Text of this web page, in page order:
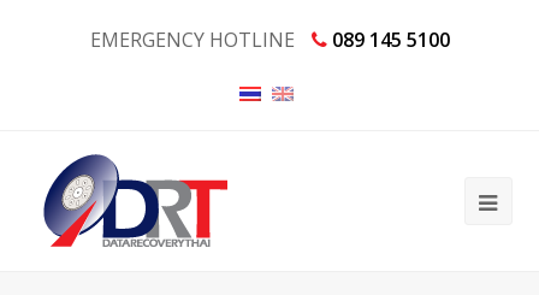
EMERGENCY HOTLINE 089 145 5100